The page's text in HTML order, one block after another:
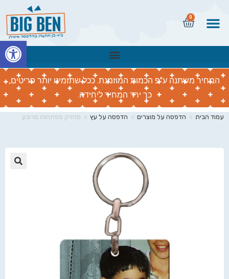
0
המחיר משתנה ע"פ הכמות המוזמנת. ככל שתזמינו יותר פריטים,
כך ירד המחיר ליחידה.
עמוד הבית > הדפסה על מוצרים > הדפסה על עץ > מחזיק מפתחות מרובע